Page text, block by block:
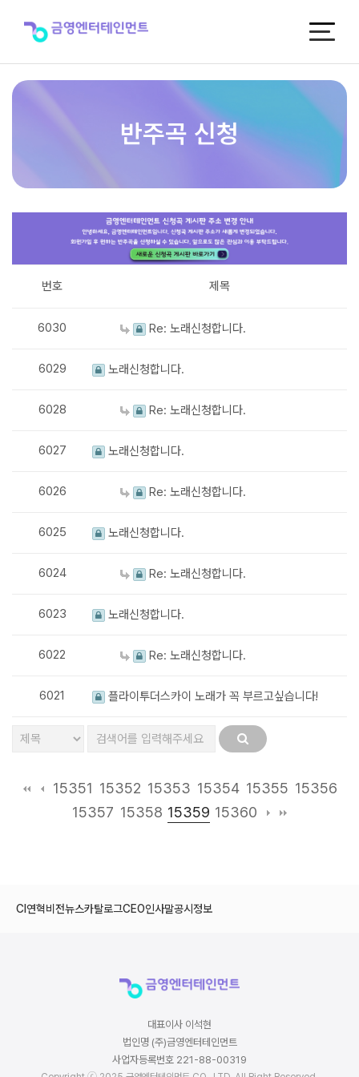
반주곡 신청
번호 제목
6030 Re: 노래신청합니다.
6029 노래신청합니다.
6028 Re: 노래신청합니다.
6027 노래신청합니다.
6026 Re: 노래신청합니다.
6025 노래신청합니다.
6024 Re: 노래신청합니다.
6023 노래신청합니다.
6022 Re: 노래신청합니다.
6021 플라이투더스카이 노래가 꼭 부르고싶습니다!
15351 15352 15353 15354 15355 15356
15357 15358 15359 15360
CI 연혁비전뉴스카탈로그CEO인사말공시정보
대표이사 이석현
법인명 (주)금영엔터테인먼트
사업자등록번호 221-88-00319